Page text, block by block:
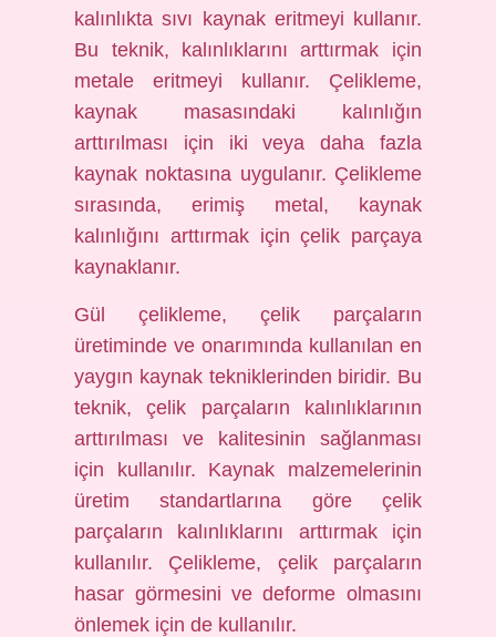
kalınlıkta sıvı kaynak eritmeyi kullanır.
Bu teknik, kalınlıklarını arttırmak için
metale eritmeyi kullanır. Çelikleme,
kaynak masasındaki kalınlığın
arttırılması için iki veya daha fazla
kaynak noktasına uygulanır. Çelikleme
sırasında, erimiş metal, kaynak
kalınlığını arttırmak için çelik parçaya
kaynaklanır.
Gül çelikleme, çelik parçaların
üretiminde ve onarımında kullanılan en
yaygın kaynak tekniklerinden biridir. Bu
teknik, çelik parçaların kalınlıklarının
arttırılması ve kalitesinin sağlanması
için kullanılır. Kaynak malzemelerinin
üretim standartlarına göre çelik
parçaların kalınlıklarını arttırmak için
kullanılır. Çelikleme, çelik parçaların
hasar görmesini ve deforme olmasını
önlemek için de kullanılır.